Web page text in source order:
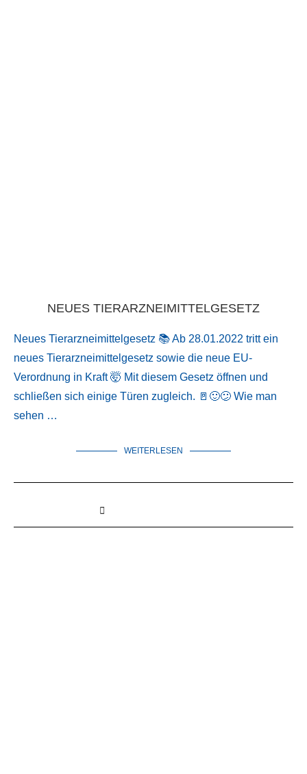
NEUES TIERARZNEIMITTELGESETZ
Neues Tierarzneimittelgesetz 📚 Ab 28.01.2022 tritt ein
neues Tierarzneimittelgesetz sowie die neue EU-
Verordnung in Kraft 🤯 Mit diesem Gesetz öffnen und
schließen sich einige Türen zugleich. 🚪🙂😕 Wie man
sehen …
WEITERLESEN